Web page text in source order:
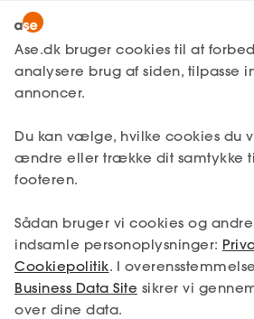
Ase Selvstændig
Lønmodtager
Selvstændig
Nystartet
Produkter
A-kasse
Få svar
Selvstændig
Bliv en stærkere
selvstændig
Med økonomisk tryghed og
erhvervsjura, regnskab, IT,
personalejura.
Ase.dk bruger cookies til at
analysere brug af siden, tilpasse
annoncer.
Du kan vælge, hvilke cookies du
ændre eller trække dit samtykke
footeren.
Sådan bruger vi cookies og
indsamle personoplysninger:
Cookiepolitik. I
Business Data Site sikrer vi
over dine data.